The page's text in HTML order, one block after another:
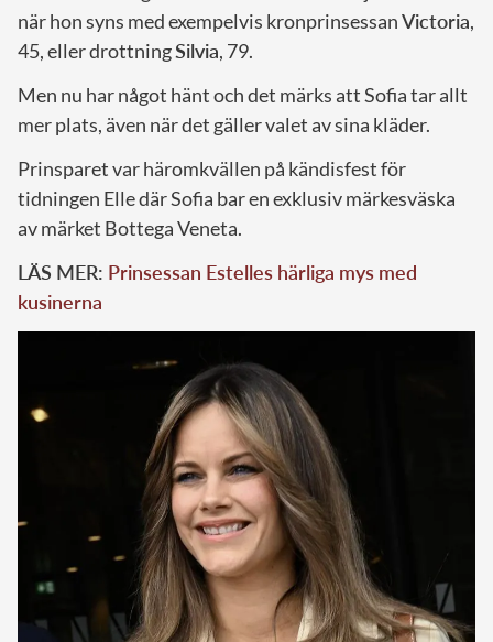
när hon syns med exempelvis kronprinsessanVictoria,
45, eller drottningSilvia, 79.
Men nu har något hänt och det märks att Sofia tar allt
mer plats, även när det gäller valet av sina kläder.
Prinsparet var häromkvällen på kändisfest för
tidningen Elle där Sofia bar en exklusiv märkesväska
av märket Bottega Veneta.
LÄS MER: Prinsessan Estelles härliga mys med
kusinerna